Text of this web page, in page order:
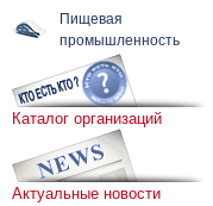
Пищевая
промышленность
Каталог организаций
Актуальные новости